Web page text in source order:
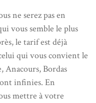
ne serez pas en
vous semble le plus
le tarif est déjà
qui vous convient le
Anacours, Bordas
infinies. En
mettre à votre